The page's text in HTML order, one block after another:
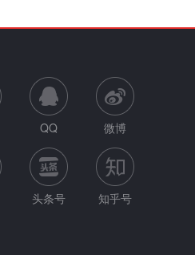
QQ 微博
头条号 知乎号